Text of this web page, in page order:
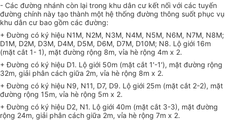
- Các đường nhánh còn lại trong khu dân cư kết nối với các tuyến
đường chính này tạo thành một hệ thống đường thông suốt phục vụ
khu dân cư bao gồm các đường:
+ Đường có ký hiệu N1M, N2M, N3M, N4M, N5M, N6M, N7M, N8M;
D1M, D2M, D3M, D4M, D5M, D6M, D7M, D10M; N8. Lộ giới 16m
(mặt cắt 1- 1), mặt đường rộng 8m, vỉa hè rộng 4m x 2.
+ Đường có ký hiệu D1. Lộ giới 50m (mặt cắt 1'-1'), mặt đường rộng
32m, giải phân cách giữa 2m, vỉa hè rộng 8m x 2.
+ Đường có ký hiệu N9, N11, D7, D9. Lộ giới 25m (mặt cắt 2-2), mặt
đường rộng 15m, vỉa hè rộng 5m x 2.
+ Đường có ký hiệu D2, N1. Lộ giới 40m (mặt cắt 3-3), mặt đường
rộng 24m, giải phân cách giữa 2m, vỉa hè rộng 7m x 2.